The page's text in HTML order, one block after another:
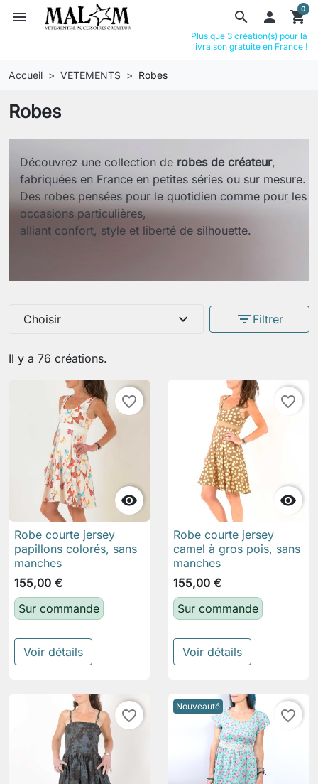
search
menu  shopping_cart
0
Plus que 3 création(s) pour la
livraison gratuite en France !
Accueil VETEMENTS Robes
Robes
Découvrez une collection de robes de créateur,
fabriquées en France en petites séries ou sur mesure.
Des robes pensées pour le quotidien comme pour les
occasions particulières,
alliant confort, style et liberté de silhouette.
Il y a 76 créations.
Choisir expand_more filter_list Filtrer

favorite_border
Robe courte jersey
papillons colorés, sans
manches
155,00 €
Sur commande
Voir détails

favorite_border
Robe courte jersey
camel à gros pois, sans
manches
155,00 €
Sur commande
Voir détails
favorite_border
Nouveauté
favorite_border